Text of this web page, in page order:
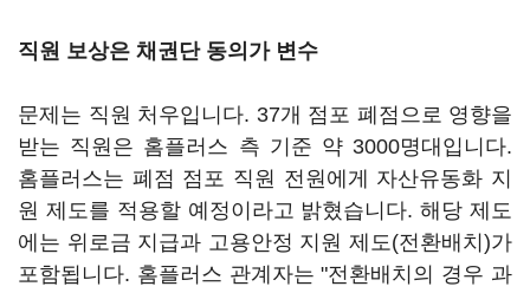
직원 보상은 채권단 동의가 변수
문제는 직원 처우입니다. 37개 점포 폐점으로 영향을
받는 직원은 홈플러스 측 기준 약 3000명대입니다.
홈플러스는 폐점 점포 직원 전원에게 자산유동화 지
원 제도를 적용할 예정이라고 밝혔습니다. 해당 제도
에는 위로금 지급과 고용안정 지원 제도(전환배치)가
포함됩니다. 홈플러스 관계자는 "전환배치의 경우 과